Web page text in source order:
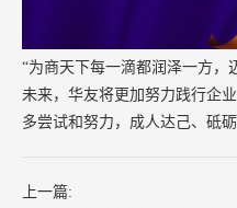
“为商天下每一滴都润泽一方，
未来，华友将更加努力践行企
多尝试和努力，成人达己、砥
上一篇: